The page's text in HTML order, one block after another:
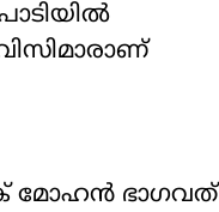
മോഹൻ ഭാഗവത്